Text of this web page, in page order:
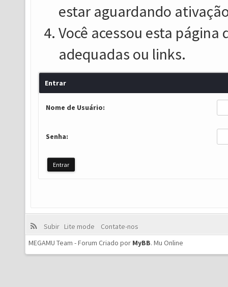
estar aguardando
Você acessou esta
adequadas ou links.
Entrar
Nome de Usuário:
Senha:
Subir Lite mode
Contate-nos
MEGAMU Team - Forum Criado por MyBB. Mu Online